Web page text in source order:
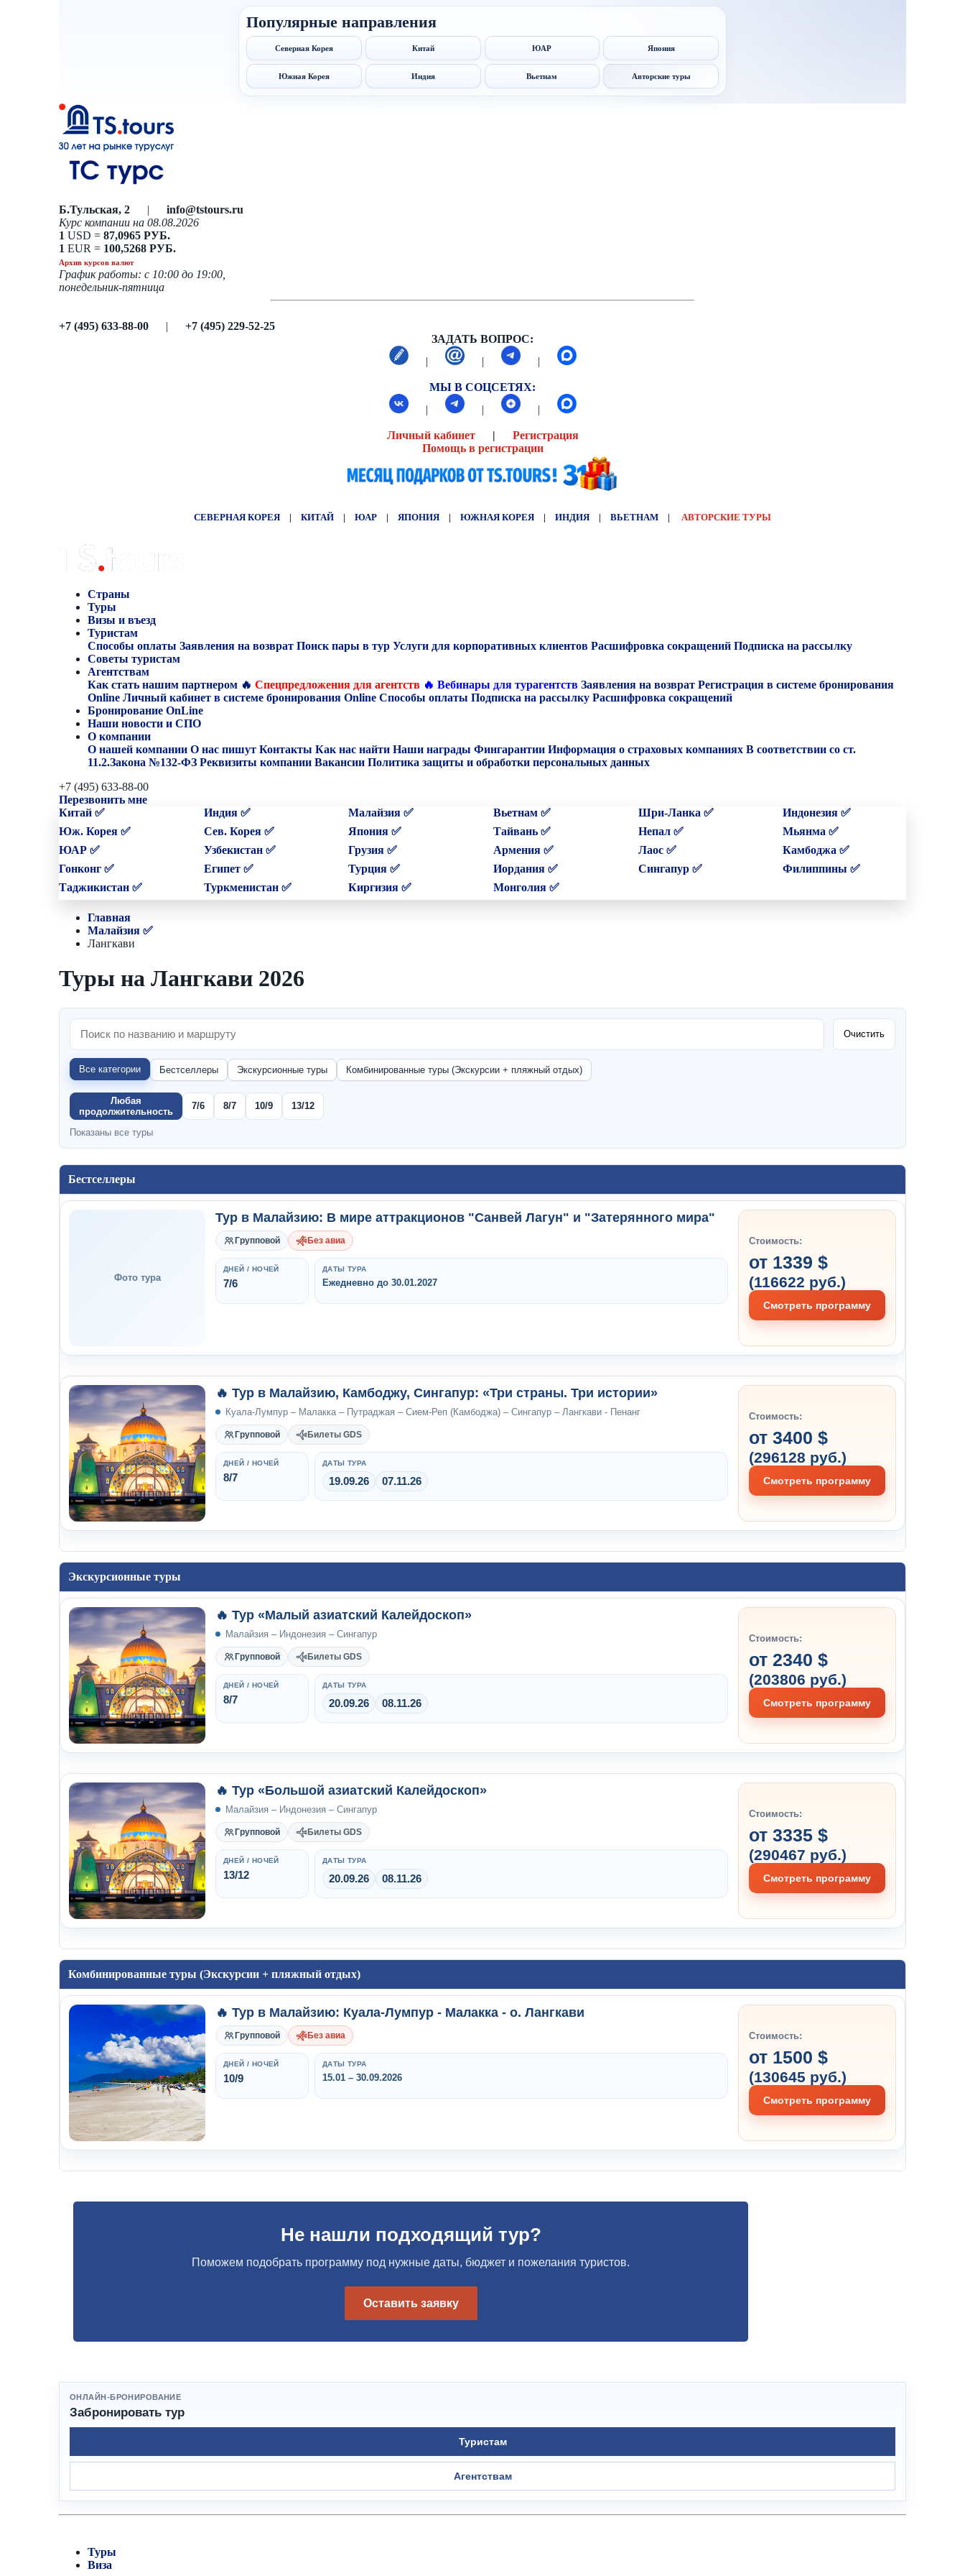
Популярные направления
Северная Корея Китай ЮАР Япония
Южная Корея Индия Вьетнам Авторские туры
Б.Тульская, 2 | info@tstours.ru
Курс компании на 08.08.2026
1 USD = 87,0965 РУБ.
1 EUR = 100,5268 РУБ.
Архив курсов валют
График работы: с 10:00 до 19:00,
понедельник-пятница
+7 (495) 633-88-00 | +7 (495) 229-52-25
ЗАДАТЬ ВОПРОС:
|
| |
МЫ В СОЦСЕТЯХ:
|
| |
Личный кабинет| Регистрация
Помощь в регистрации
СЕВЕРНАЯ КОРЕЯ | КИТАЙ | ЮАР | ЯПОНИЯ | ЮЖНАЯ КОРЕЯ | ИНДИЯ | ВЬЕТНАМ | АВТОРСКИЕ ТУРЫ
Страны
Туры
Визы и въезд
Туристам
Способы оплаты Заявления на возврат Поиск пары в тур Услуги для корпоративных клиентов Расшифровка сокращений Подписка на рассылку
Советы туристам
Агентствам
Как стать нашим партнером 🔥 Спецпредложения для агентств 🔥 Вебинары для турагентств Заявления на возврат Регистрация в системе бронирования
Online Личный кабинет в системе бронирования Online Способы оплаты Подписка на рассылку Расшифровка сокращений
Бронирование OnLine
Наши новости и СПО
О компании
О нашей компании О нас пишут Контакты Как нас найти Наши награды Фингарантии Информация о страховых компаниях В соответствии со ст.
11.2.Закона №132-ФЗ Реквизиты компании Вакансии Политика защиты и обработки персональных данных
+7 (495) 633-88-00
Перезвонить мне
Китай ✅
Индия ✅ Малайзия ✅ Вьетнам ✅ Шри-Ланка ✅
Индонезия ✅
Юж. Корея ✅
Сев. Корея ✅ Япония ✅ Тайвань ✅ Непал ✅
Мьянма ✅
ЮАР ✅
Узбекистан ✅ Грузия ✅ Армения ✅ Лаос ✅
Камбоджа ✅
Гонконг ✅
Египет ✅ Турция ✅ Иордания ✅ Сингапур ✅
Филиппины ✅
Таджикистан ✅
Туркменистан ✅ Киргизия ✅ Монголия ✅
Главная
Малайзия ✅
Лангкави
Туры на Лангкави 2026
Очистить
Все категории Бестселлеры Экскурсионные туры Комбинированные туры (Экскурсии + пляжный отдых)
Любая
продолжительность
7/6 8/7 10/9 13/12
Показаны все туры
Бестселлеры
Фото тура
Тур в Малайзию: В мире аттракционов "Санвей Лагун" и "Затерянного мира"
Групповой Без авиа
ДНЕЙ / НОЧЕЙ
7/6
ДАТЫ ТУРА
Ежедневно до 30.01.2027
Стоимость:
от 1339 $
(116622 руб.)
Смотреть программу
🔥 Тур в Малайзию, Камбоджу, Сингапур: «Три страны. Три истории»
Куала-Лумпур – Малакка – Путраджая – Сием-Реп (Камбоджа) – Сингапур – Лангкави - Пенанг
Групповой Билеты GDS
ДНЕЙ / НОЧЕЙ
8/7
ДАТЫ ТУРА
19.09.26 07.11.26
Стоимость:
от 3400 $
(296128 руб.)
Смотреть программу
Экскурсионные туры
🔥 Тур «Малый азиатский Калейдоскоп»
Малайзия – Индонезия – Сингапур
Групповой Билеты GDS
ДНЕЙ / НОЧЕЙ
8/7
ДАТЫ ТУРА
20.09.26 08.11.26
Стоимость:
от 2340 $
(203806 руб.)
Смотреть программу
🔥 Тур «Большой азиатский Калейдоскоп»
Малайзия – Индонезия – Сингапур
Групповой Билеты GDS
ДНЕЙ / НОЧЕЙ
13/12
ДАТЫ ТУРА
20.09.26 08.11.26
Стоимость:
от 3335 $
(290467 руб.)
Смотреть программу
Комбинированные туры (Экскурсии + пляжный отдых)
🔥 Тур в Малайзию: Куала-Лумпур - Малакка - о. Лангкави
Групповой Без авиа
ДНЕЙ / НОЧЕЙ
10/9
ДАТЫ ТУРА
15.01 – 30.09.2026
Стоимость:
от 1500 $
(130645 руб.)
Смотреть программу
Не нашли подходящий тур?
Поможем подобрать программу под нужные даты, бюджет и пожелания туристов.
Оставить заявку
ОНЛАЙН-БРОНИРОВАНИЕ
Забронировать тур
Туристам
Агентствам
Туры
Виза